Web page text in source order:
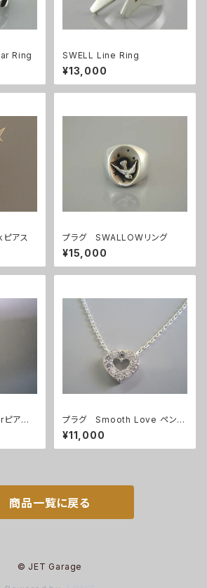
Ring SWELL Line Ring
¥13,000
アス プラグ SWALLOWリング
¥15,000
アス
プラグ Smooth Love ペンダ
ント/sv
¥11,000
商品一覧に戻る
© JET Garage